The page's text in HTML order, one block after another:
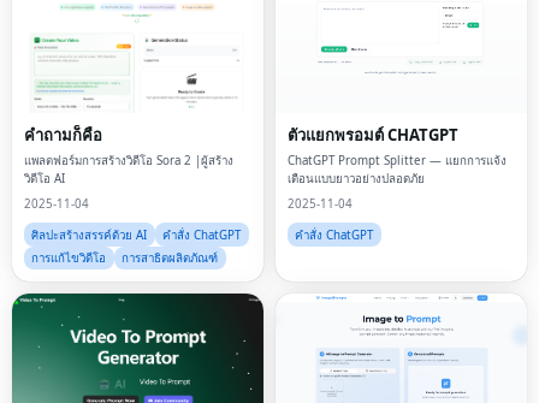
คำถามก็คือ
แพลตฟอร์มการสร้างวิดีโอ Sora 2 |ผู้สร้าง
วิดีโอ AI
2025-11-04
ศิลปะสร้างสรรค์ด้วย AI
คำสั่ง ChatGPT
การแก้ไขวิดีโอ
การสาธิตผลิตภัณฑ์
ตัวแยกพรอมต์ CHATGPT
ChatGPT Prompt Splitter — แยกการแจ้ง
เตือนแบบยาวอย่างปลอดภัย
2025-11-04
คำสั่ง ChatGPT